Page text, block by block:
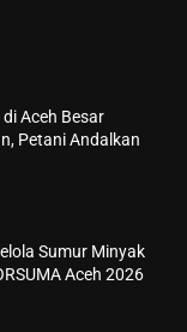
Aceh Besar
Petani Andalkan
Sumur Minyak
Aceh 2026